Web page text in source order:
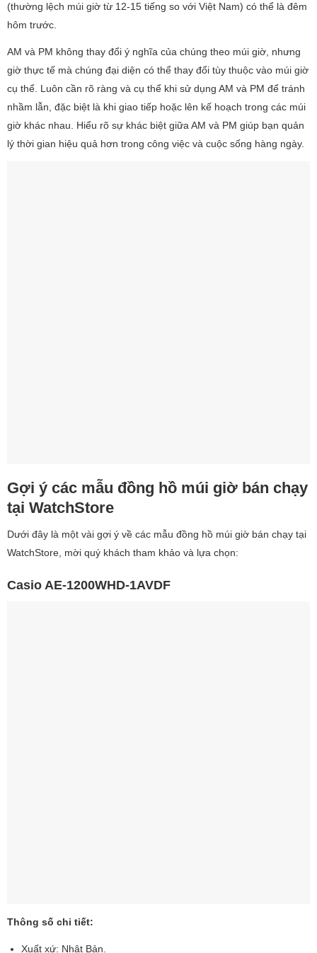
(thường lệch múi giờ từ 12-15 tiếng so với Việt Nam) có thể là đêm
hôm trước.
AM và PM không thay đổi ý nghĩa của chúng theo múi giờ, nhưng
giờ thực tế mà chúng đại diện có thể thay đổi tùy thuộc vào múi giờ
cụ thể. Luôn cần rõ ràng và cụ thể khi sử dụng AM và PM để tránh
nhầm lẫn, đặc biệt là khi giao tiếp hoặc lên kế hoạch trong các múi
giờ khác nhau. Hiểu rõ sự khác biệt giữa AM và PM giúp bạn quản
lý thời gian hiệu quả hơn trong công việc và cuộc sống hàng ngày.
Gợi ý các mẫu đồng hồ múi giờ bán chạy
tại WatchStore
Dưới đây là một vài gợi ý về các mẫu đồng hồ múi giờ bán chạy tại
WatchStore, mời quý khách tham khảo và lựa chọn:
Casio AE-1200WHD-1AVDF
Thông số chi tiết:
Xuất xứ: Nhật Bản.